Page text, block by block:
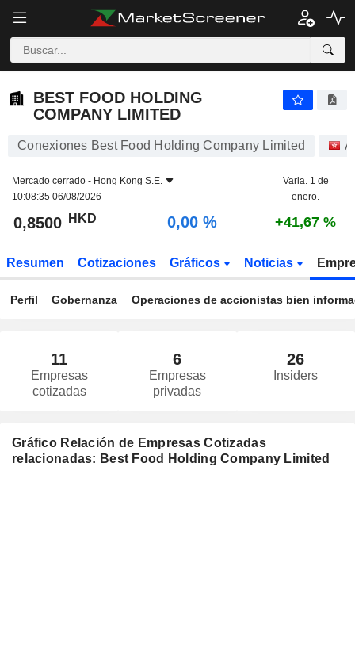
BEST FOOD HOLDING
COMPANY LIMITED
Conexiones Best Food Holding Company Limited
Mercado cerrado - Hong Kong S.E.
10:08:35 06/08/2026
Varia. 1 de
enero.
0,8500 HKD 0,00 % +41,67 %
Resumen Cotizaciones Gráficos Noticias
Perfil Gobernanza Operaciones de accionistas bien
11
Empresas
cotizadas
6
Empresas
privadas
26
Insiders
Gráfico Relación de Empresas Cotizadas
relacionadas: Best Food Holding Company Limited